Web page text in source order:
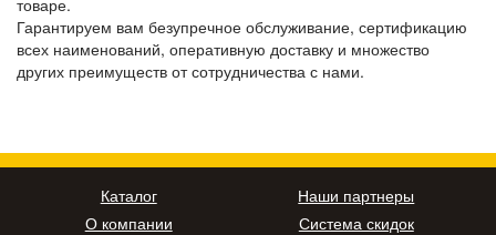
Гарантируем вам безупречное обслуживание, сертификацию
всех наименований, оперативную доставку и множество
других преимуществ от сотрудничества с нами.
Каталог
О компании
Наши партнеры
Система скидок